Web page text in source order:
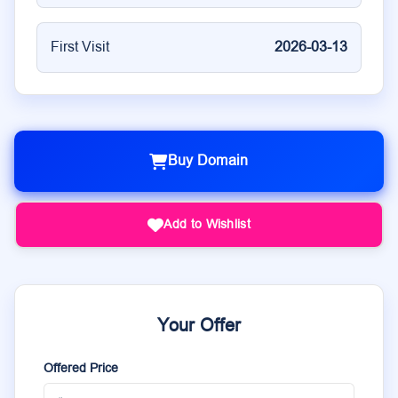
First Visit 2026-03-13
Buy Domain
Add to Wishlist
Your Offer
Offered Price